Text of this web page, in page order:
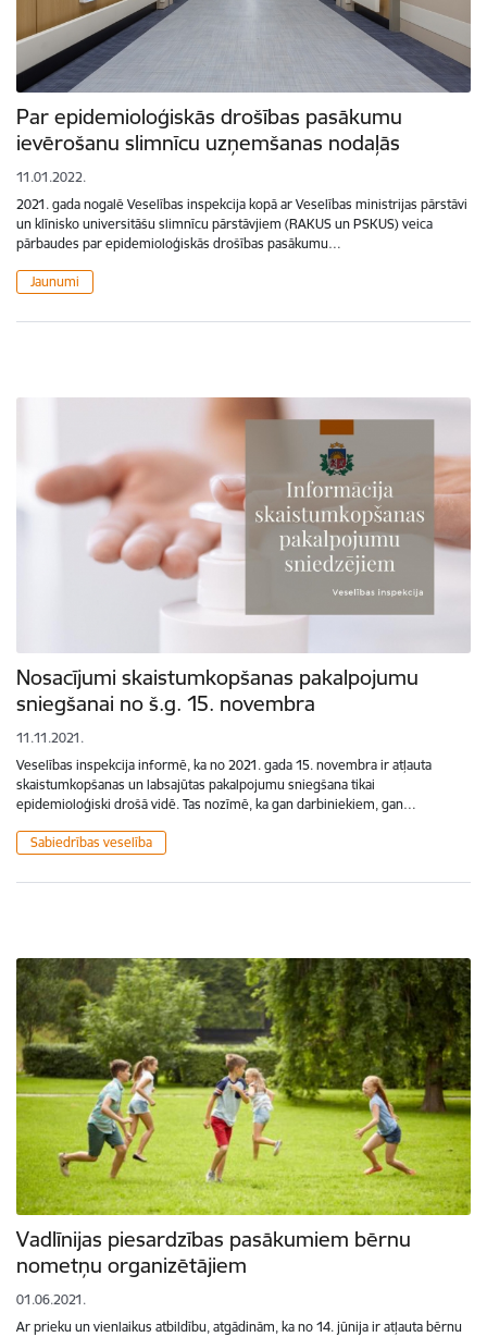
Par epidemioloģiskās drošības pasākumu
ievērošanu slimnīcu uzņemšanas nodaļās
11.01.2022.
2021. gada nogalē Veselības inspekcija kopā ar Veselības ministrijas pārstāvi
un klīnisko universitāšu slimnīcu pārstāvjiem (RAKUS un PSKUS) veica
pārbaudes par epidemioloģiskās drošības pasākumu…
Jaunumi
Nosacījumi skaistumkopšanas pakalpojumu
sniegšanai no š.g. 15. novembra
11.11.2021.
Veselības inspekcija informē, ka no 2021. gada 15. novembra ir atļauta
skaistumkopšanas un labsajūtas pakalpojumu sniegšana tikai
epidemioloģiski drošā vidē. Tas nozīmē, ka gan darbiniekiem, gan…
Sabiedrības veselība
Vadlīnijas piesardzības pasākumiem bērnu
nometņu organizētājiem
01.06.2021.
Ar prieku un vienlaikus atbildību, atgādinām, ka no 14. jūnija ir atļauta bērnu